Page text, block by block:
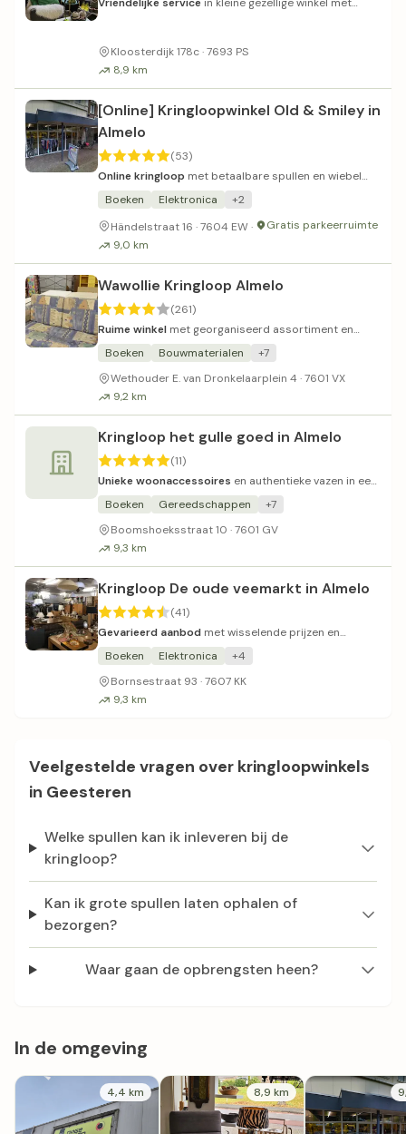
Kloosterdijk 178c · 7693 PS
8,9 km
[Online] Kringloopwinkel Old & Smiley in
Almelo
(53)
Online kringloop met betaalbare spullen en wiebel
service.
Boeken Elektronica
+2
Händelstraat 16 · 7604 EW ·
Gratis parkeerruimte
9,0 km
Wawollie Kringloop Almelo
(261)
Ruime winkel met georganiseerd assortiment en
betaalbare prijzen.
Boeken Bouwmaterialen
+7
Wethouder E. van Dronkelaarplein 4 · 7601 VX
9,2 km
Kringloop het gulle goed in Almelo
(11)
Unieke woonaccessoires en authentieke vazen in een
kleine, sfeervolle winkel.
Boeken Gereedschappen
+7
Boomshoeksstraat 10 · 7601 GV
9,3 km
Kringloop De oude veemarkt in Almelo
(41)
Gevarieerd aanbod met wisselende prijzen en
service.
Boeken Elektronica
+4
Bornsestraat 93 · 7607 KK
9,3 km
Veelgestelde vragen over kringloopwinkels
in Geesteren
Welke spullen kan ik inleveren bij de
kringloop?
Kan ik grote spullen laten ophalen of
bezorgen?
Waar gaan de opbrengsten heen?
In de omgeving
4,4 km 8,9 km